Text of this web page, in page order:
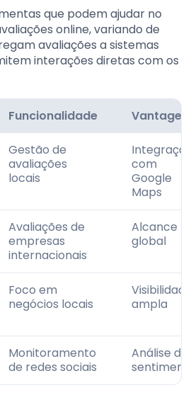
que podem ajudar no
online, variando de
avaliações a sistemas
interações diretas com os
Funcionalidade Vantagem
Gestão de
avaliações
locais
Integração
com
Google
Maps
Avaliações de
empresas
internacionais
Alcance
global
Foco em
negócios locais
Visibilidade
ampla
Monitoramento
de redes sociais
Análise de